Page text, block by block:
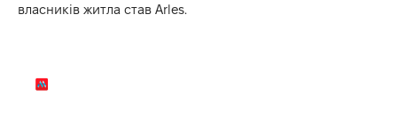
власників житла став Arles.